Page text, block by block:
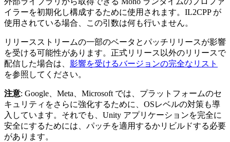
イラーを初期化し構成するために使用されます。IL2CPP が
使用されている場合、この引数は何も行いません。
リリースストリームの一部のベータとパッチリリースが影響
を受ける可能性があります。正式リリース以外のリリースで
配信した場合は、 影響を受けるバージョンの完全なリスト
を参照してください。
注意: Google、Meta、Microsoft では、プラットフォームのセ
キュリティをさらに強化するために、OSレベルの対策も導
入しています。それでも、Unity アプリケーションを完全に
安全にするためには、パッチを適用するかリビルドする必要
があります。